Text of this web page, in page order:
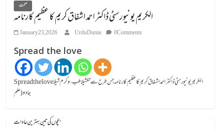
صحت
الکریم یونیورسٹی ڈاکٹر احمد اشفاق کریم کا عظیم کارنامہ
January 23, 2026 UrduDunia 0 Comments
Spread the love
Spread the loveالکریم یونیورسٹی ڈاکٹر احمد اشفاق کریم کا عظیم کارنامہ جس طرح سے تکشیلا طب، وکرم شیلا
جادو (علم
بچوں کی تین بہترین عادات